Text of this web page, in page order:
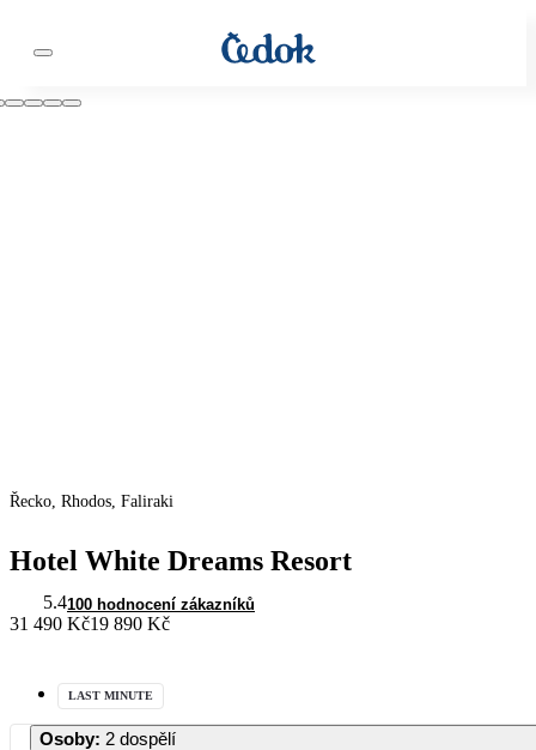
Řecko, Rhodos, Faliraki
Hotel White Dreams Resort
5.4100 hodnocení zákazníků
31 490 Kč19 890 Kč
LAST MINUTE
Osoby: 2 dospělí